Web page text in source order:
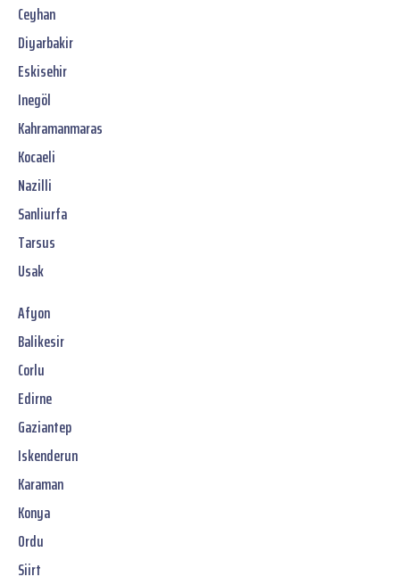
Ceyhan
Diyarbakir
Eskisehir
Inegöl
Kahramanmaras
Kocaeli
Nazilli
Sanliurfa
Tarsus
Usak
Afyon
Balikesir
Corlu
Edirne
Gaziantep
Iskenderun
Karaman
Konya
Ordu
Siirt